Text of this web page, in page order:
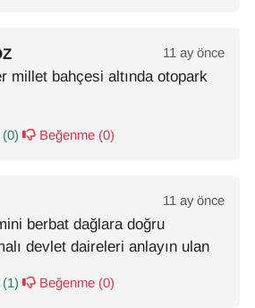
11 ay önce
millet bahçesi altında otopark
(0) Beğenme (0)
11 ay önce
berbat dağlara doğru
devlet daireleri anlayın ulan
(1) Beğenme (0)